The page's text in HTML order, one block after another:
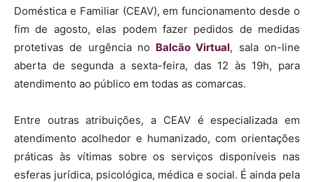
Doméstica e Familiar (CEAV), em funcionamento desde o
fim de agosto, elas podem fazer pedidos de medidas
protetivas de urgência no Balcão Virtual, sala on-line
aberta de segunda a sexta-feira, das 12 às 19h, para
atendimento ao público em todas as comarcas.
Entre outras atribuições, a CEAV é especializada em
atendimento acolhedor e humanizado, com orientações
práticas às vítimas sobre os serviços disponíveis nas
esferas jurídica, psicológica, médica e social. É ainda pela